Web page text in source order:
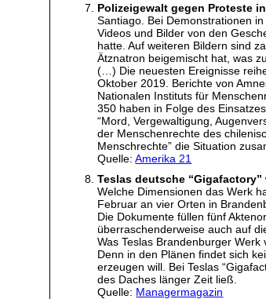
Polizeigewalt gegen Proteste
Santiago. Bei Demonstrationen
Videos und Bilder von den
hatte. Auf weiteren Bildern sind
Ätznatron beigemischt hat, was
(…) Die neuesten Ereignisse
Oktober 2019. Berichte von
Nationalen Instituts für
350 haben in Folge des
“Mord, Vergewaltigung,
der Menschenrechte des
Menschrechte” die Situation
Quelle:Amerika 21
Teslas deutsche
Welche Dimensionen das Werk
Februar an vier Orten in
Die Dokumente füllen fünf
überraschenderweise auch auf
Was Teslas Brandenburger
Denn in den Plänen findet sich
erzeugen will. Bei Teslas
des Daches länger Zeit ließ.
Quelle: Managermagazin